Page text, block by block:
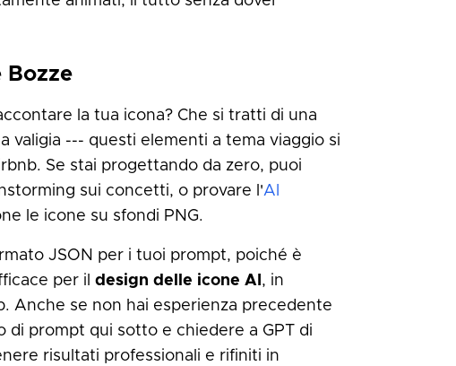
Bozze
la tua icona? Che si tratti di una
valigia --- questi elementi a tema viaggio si
Se stai progettando da zero, puoi
sui concetti, o provare l'AI
le icone su sfondi PNG.
JSON per i tuoi prompt, poiché è
per il design delle icone AI , in
Anche se non hai esperienza precedente
di prompt qui sotto e chiedere a GPT di
risultati professionali e rifiniti in